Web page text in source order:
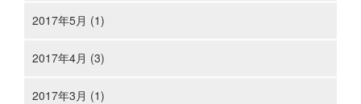
2017年5月 (1)
2017年4月 (3)
2017年3月 (1)